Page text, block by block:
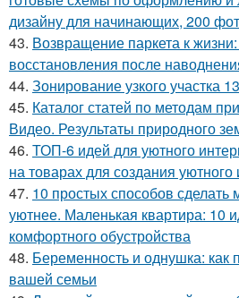
дизайну для начинающих, 200
43. Возвращение паркета к
восстановления после
44. Зонирование узкого участка
45. Каталог статей по методам
Видео. Результаты природного
46. ТОП-6 идей для уютного
на товарах для создания уютного
47. 10 простых способов сделать
уютнее. Маленькая квартира: 10
комфортного обустройства
48. Беременность и однушка: как
вашей семьи